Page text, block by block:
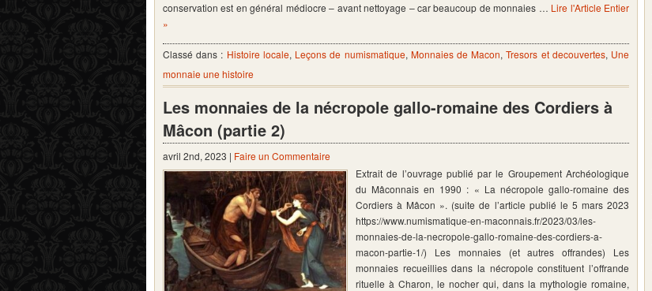
conservation est en général médiocre – avant nettoyage – car beaucoup de monnaies … Lire l'Article Entier
»
Classé dans : Histoire locale, Leçons de numismatique, Monnaies de Macon,Tresors et decouvertes, Une
monnaie une histoire
Les monnaies de la nécropole gallo-romaine des Cordiers à
Mâcon (partie 2)
avril 2nd, 2023 | Faire un Commentaire
Extrait de l’ouvrage publié par le Groupement Archéologique
du Mâconnais en 1990 : « La nécropole gallo-romaine des
Cordiers à Mâcon ». (suite de l’article publié le 5 mars 2023
https://www.numismatique-en-maconnais.fr/2023/03/les-
monnaies-de-la-necropole-gallo-romaine-des-cordiers-a-
macon-partie-1/) Les monnaies (et autres offrandes) Les
monnaies recueillies dans la nécropole constituent l’offrande
rituelle à Charon, le nocher qui, dans la mythologie romaine,